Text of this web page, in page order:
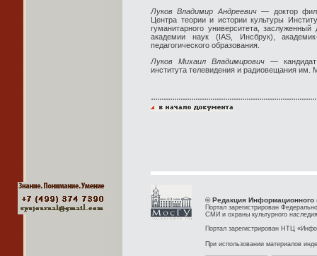
Луков Владимир Андреевич— доктор
Центра теории и истории культуры
гуманитарного университета,
академии наук (IAS, Инсбрук),
педагогического образования.
Луков Михаил Владимирович— кандидат
института телевидения и радиовещания им.
© Редакция Информационного
Портал зарегистрирован
СМИ и охраны культурного
Портал зарегистрирован НТЦ
При использовании материалов